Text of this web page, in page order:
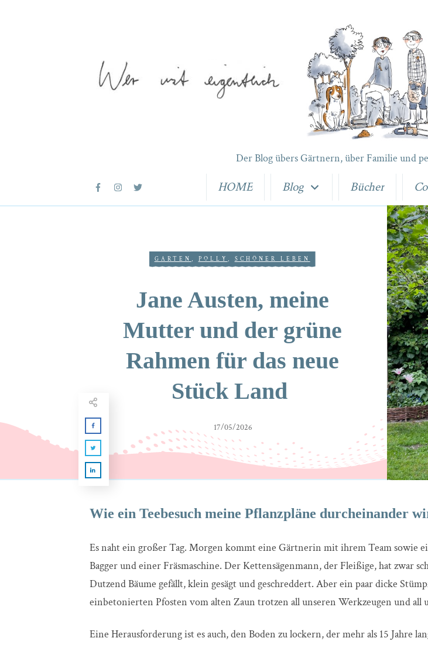
Der Blog übers Gärtnern, über Familie und
HOME Blog Bücher
GARTEN , POLLY , SCHÖNER LEBEN
Jane Austen, meine
Mutter und der grüne
Rahmen für das neue
Stück Land
17/05/2026
Wie ein Teebesuch meine Pflanzpläne durcheinander
Es naht ein großer Tag. Morgen kommt eine Gärtnerin mit ihrem Team sowie
Bagger und einer Fräsmaschine. Der Kettensägenmann, der Fleißige, hat zwar
Dutzend Bäume gefällt, klein gesägt und geschreddert. Aber ein paar dicke
einbetonierten Pfosten vom alten Zaun trotzen all unseren Werkzeugen und all
Eine Herausforderung ist es auch, den Boden zu lockern, der mehr als 15 Jahre